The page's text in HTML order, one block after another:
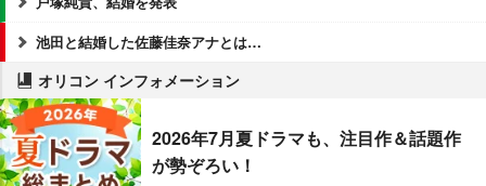
池田と結婚した佐藤佳奈アナとは…
オリコン インフォメーション
2026年7月夏ドラマも、注目作＆話題作
が勢ぞろい！